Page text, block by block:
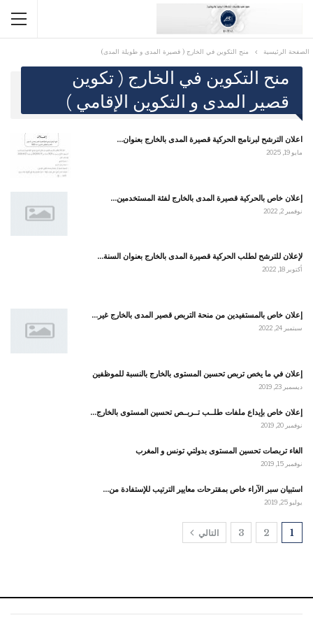
الصفحة الرئيسية منح التكوين في الخارج ( قصيرة المدى و طويلة المدى)
منح التكوين في الخارج ( تكوين
قصير المدى و التكوين الإقامي )
اعلان الترشح لبرنامج الحركية قصيرة المدى بالخارج بعنوان…
مايو 19, 2025
إعلان خاص بالحركية قصيرة المدى بالخارج لفئة المستخدمين…
نوفمبر 2, 2022
لإعلان للترشح لطلب الحركية قصيرة المدى بالخارج بعنوان السنة…
أكتوبر 18, 2022
إعلان خاص بالمستفيدين من منحة التربص قصير المدى بالخارج غير…
سبتمبر 24, 2022
إعلان في ما يخص تربص تحسين المستوى بالخارج بالنسبة للموظفين
ديسمبر 23, 2019
إعلان خاص بإيداع ملفات طلــب تــربــص تحسين المستوى بالخارج…
نوفمبر 20, 2019
الغاء تربصات تحسين المستوى بدولتي تونس و المغرب
نوفمبر 15, 2019
استبيان سبر الآراء خاص بمقترحات معايير الترتيب للإستفادة من…
يوليو 25, 2019
1
2
3 التالي